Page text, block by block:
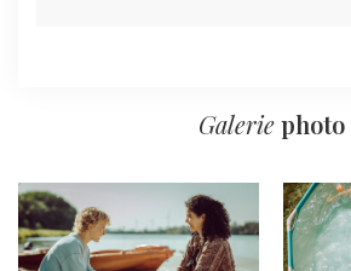
Galerie photo